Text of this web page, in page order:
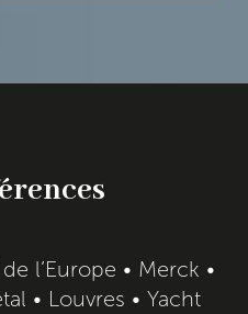
l’Europe • Merck •
• Louvres • Yacht